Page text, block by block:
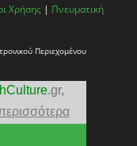
.gr,
Χρήσης | Πνευματική
Περιεχομένου